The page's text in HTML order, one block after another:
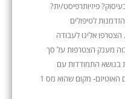
פיזיותרפיסט/ית?
לטיפולים
הצטרפו אלינו לעבודה
מענק הצטרפות על סך
בנושא התמודדות עם
טראומה הדרכות ממדריכים מובילים בתחום האוטיזם- מקום שהוא מס 1